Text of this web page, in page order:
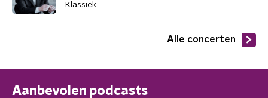
Klassiek
Alle concerten
Aanbevolen podcasts